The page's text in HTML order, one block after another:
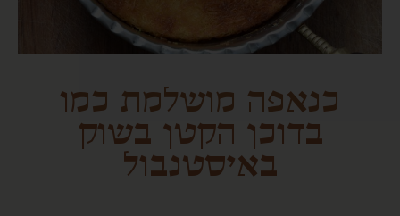
כנאפה מושלמת כמו
בדוכן הקטן בשוק
באיסטנבול